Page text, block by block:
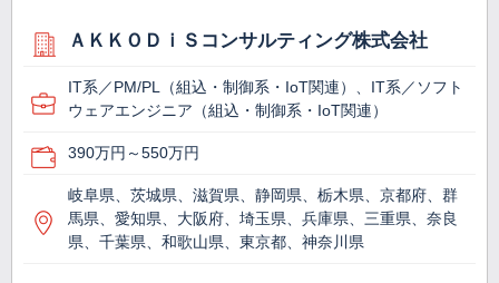
ＡＫＫＯＤｉＳコンサルティング株式会社
IT系／PM/PL（組込・制御系・IoT関連）、IT系／ソフト
ウェアエンジニア（組込・制御系・IoT関連）
390万円～550万円
岐阜県、茨城県、滋賀県、静岡県、栃木県、京都府、群
馬県、愛知県、大阪府、埼玉県、兵庫県、三重県、奈良
県、千葉県、和歌山県、東京都、神奈川県